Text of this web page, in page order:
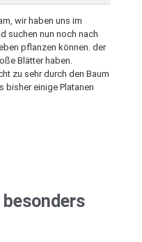
wir haben uns im
suchen nun noch nach
pflanzen können. der
Blätter haben.
zu sehr durch den Baum
bisher einige Platanen